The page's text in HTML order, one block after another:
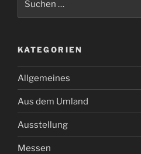
KATEGORIEN
Allgemeines
Aus dem Umland
Ausstellung
Messen